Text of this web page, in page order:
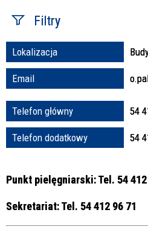
Filtry
Fraza / imię,
nazwisko
Struktura
Sprawa
Lokalizacja
Email
Telefon główny 54
Telefon dodatkowy 54
Punkt pielęgniarski: Tel. 54
Sekretariat: Tel. 54 412 96 71